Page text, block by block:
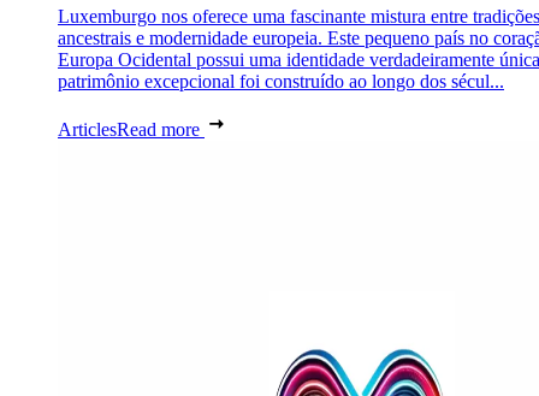
Luxemburgo nos oferece uma fascinante mistura entre tradições
ancestrais e modernidade europeia. Este pequeno país no
Europa Ocidental possui uma identidade verdadeiramente
patrimônio excepcional foi construído ao longo dos sécul...
ArticlesRead more